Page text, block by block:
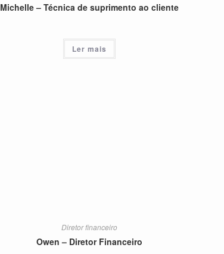
Michelle – Técnica de suprimento ao cliente
Ler mais
Diretor financeiro
Owen – Diretor Financeiro